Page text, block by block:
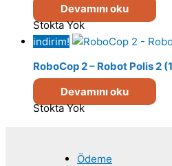
Devamını oku
Stokta Yok
indirim!
RoboCop 2 – Robot Polis 2
Devamını oku
Stokta Yok
Ödeme